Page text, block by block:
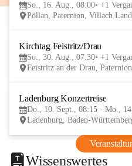
So., 16. Aug., 08:00 +1
Pöllan, Paternion, Villach
Kirchtag Feistritz/Drau
So., 30. Aug., 07:30 +1
Feistritz an der Drau,
Ladenburg Konzertreise
Do., 10. Sept., 08:15 - Mo.,
Ladenburg, Baden-
Wissenswertes